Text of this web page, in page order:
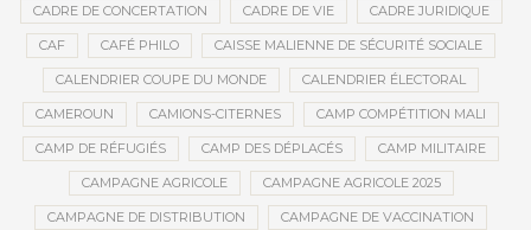
CADRE DE CONCERTATION CADRE DE VIE CADRE JURIDIQUE
CAF CAFÉ PHILO CAISSE MALIENNE DE SÉCURITÉ SOCIALE
CALENDRIER COUPE DU MONDE CALENDRIER ÉLECTORAL
CAMEROUN CAMIONS-CITERNES CAMP COMPÉTITION MALI
CAMP DE RÉFUGIÉS CAMP DES DÉPLACÉS CAMP MILITAIRE
CAMPAGNE AGRICOLE CAMPAGNE AGRICOLE 2025
CAMPAGNE DE DISTRIBUTION CAMPAGNE DE VACCINATION